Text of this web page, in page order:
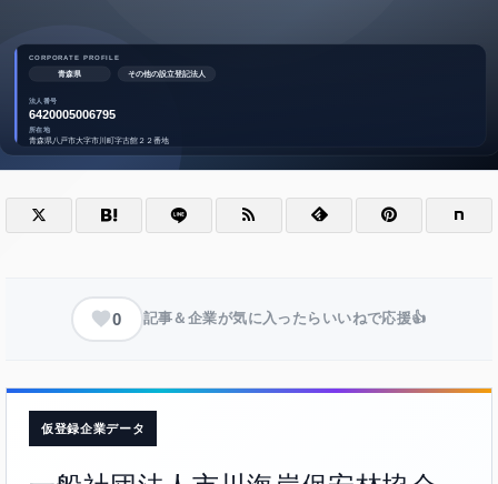
0 記事＆企業が気に入ったらいいねで応援👍
仮登録企業データ